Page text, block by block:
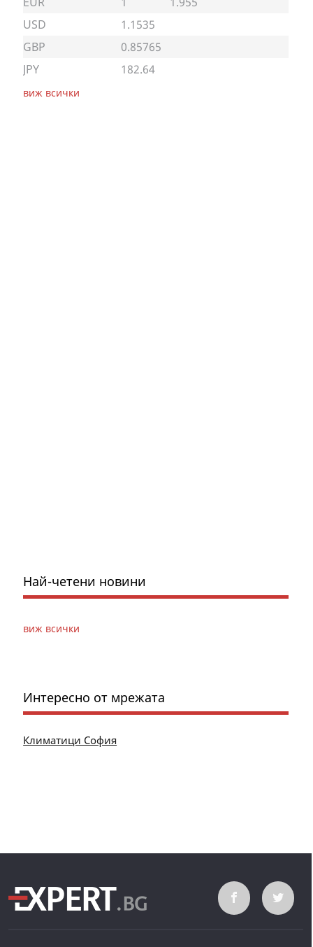
USD
1.1535
GBP
0.85765
JPY
182.64
виж всички
Най-четени новини
виж всички
Интересно от мрежата
Климатици София